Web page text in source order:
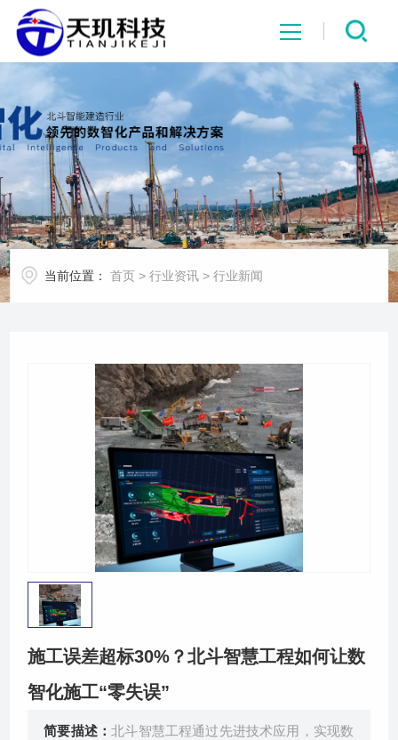
网站首页
系统中心
解决方案
项目案例
行业资讯
关于我们
当前位置： 首页 >行业资讯 >行业新闻
施工误差超标30%？北斗智慧工程如何让数
智化施工“零失误”
简要描述：北斗智慧工程通过先进技术应用，实现数